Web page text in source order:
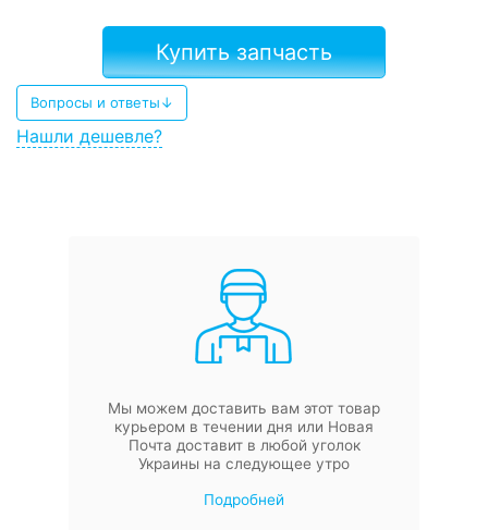
Купить запчасть
Вопросы и ответы↓
Нашли дешевле?
Мы можем доставить вам этот товар
курьером в течении дня или Новая
Почта доставит в любой уголок
Украины на следующее утро
Подробней